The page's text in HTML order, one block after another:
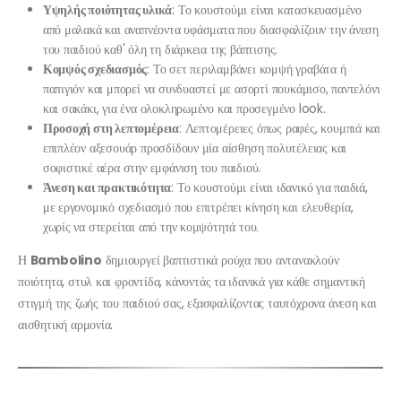
Υψηλής ποιότητας υλικά: Το κουστούμι είναι κατασκευασμένο
από μαλακά και αναπνέοντα υφάσματα που διασφαλίζουν την άνεση
του παιδιού καθ' όλη τη διάρκεια της βάπτισης.
Κομψός σχεδιασμός: Το σετ περιλαμβάνει κομψή γραβάτα ή
παπιγιόν και μπορεί να συνδυαστεί με ασορτί πουκάμισο, παντελόνι
και σακάκι, για ένα ολοκληρωμένο και προσεγμένο look.
Προσοχή στη λεπτομέρεια: Λεπτομέρειες όπως ραφές, κουμπιά και
επιπλέον αξεσουάρ προσδίδουν μία αίσθηση πολυτέλειας και
σοφιστικέ αέρα στην εμφάνιση του παιδιού.
Άνεση και πρακτικότητα: Το κουστούμι είναι ιδανικό για παιδιά,
με εργονομικό σχεδιασμό που επιτρέπει κίνηση και ελευθερία,
χωρίς να στερείται από την κομψότητά του.
Η Bambolino δημιουργεί βαπτιστικά ρούχα που αντανακλούν
ποιότητα, στυλ και φροντίδα, κάνοντάς τα ιδανικά για κάθε σημαντική
στιγμή της ζωής του παιδιού σας, εξασφαλίζοντας ταυτόχρονα άνεση και
αισθητική αρμονία.